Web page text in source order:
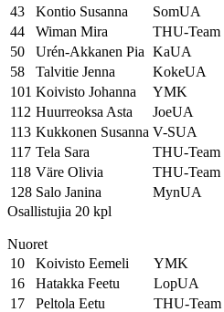
43
Kontio Susanna SomUA
44
Wiman Mira THU-Team
50
Urén-Akkanen Pia KaUA
58
Talvitie Jenna KokeUA
101 Koivisto Johanna YMK
112 Huurreoksa Asta JoeUA
113 Kukkonen Susanna V-SUA
117 Tela Sara THU-Team
118 Väre Olivia THU-Team
128 Salo Janina MynUA
Osallistujia 20 kpl
Nuoret
10
Koivisto Eemeli YMK
16
Hatakka Feetu LopUA
17
Peltola Eetu THU-Team